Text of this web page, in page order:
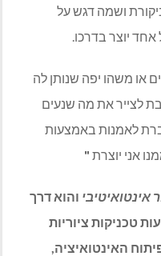
ושמה דגש על
יוצר בדרכו.
או משהו יפה שנותן לה
לצייר את מה שנעים
לאמנות באמצעות
אני יוצרת "
אינטואיטיבי והוא דרך
טכניקות ציוריות
האינטואיציה,